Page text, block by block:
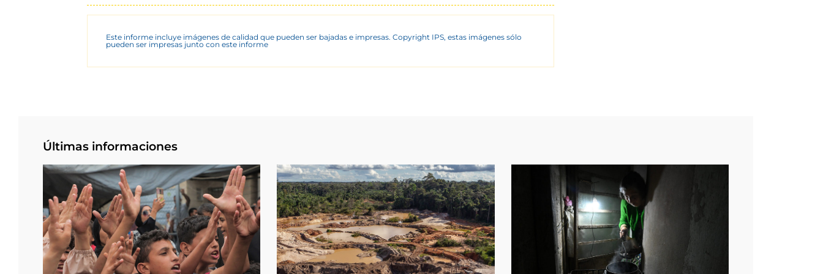
Este informe incluye imágenes de calidad que pueden ser bajadas e impresas. Copyright IPS, estas imágenes sólo
pueden ser impresas junto con este informe
Últimas informaciones